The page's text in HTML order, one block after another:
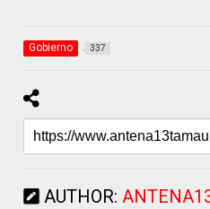
Gobierno 337
AUTHOR: